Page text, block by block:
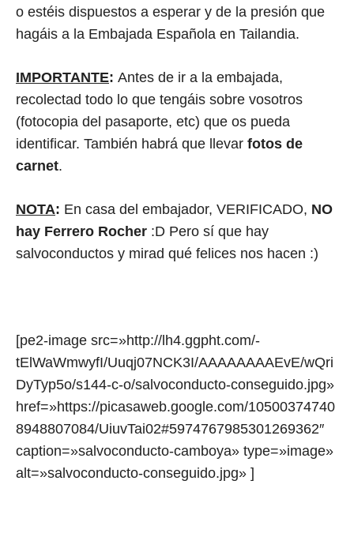
o estéis dispuestos a esperar y de la presión que
hagáis a la Embajada Española en Tailandia.
IMPORTANTE: Antes de ir a la embajada,
recolectad todo lo que tengáis sobre vosotros
(fotocopia del pasaporte, etc) que os pueda
identificar. También habrá que llevar fotos de
carnet.
NOTA: En casa del embajador, VERIFICADO, NO
hay Ferrero Rocher :D Pero sí que hay
salvoconductos y mirad qué felices nos hacen :)
[pe2-image src=»http://lh4.ggpht.com/-
tElWaWmwyfI/Uuqj07NCK3I/AAAAAAAAEvE/wQri
DyTyp5o/s144-c-o/salvoconducto-conseguido.jpg»
href=»https://picasaweb.google.com/10500374740
8948807084/UiuvTai02#5974767985301269362″
caption=»salvoconducto-camboya» type=»image»
alt=»salvoconducto-conseguido.jpg» ]